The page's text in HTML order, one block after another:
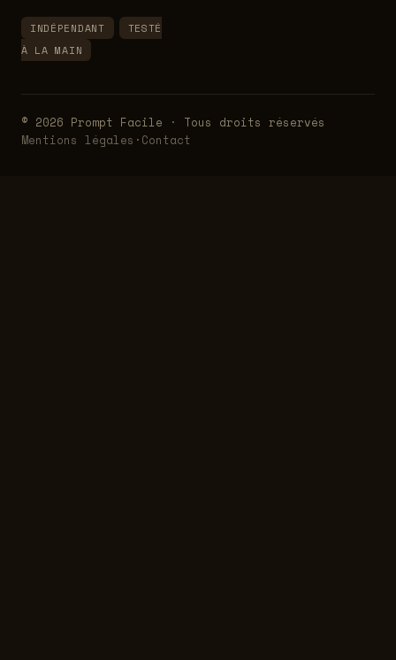
INDÉPENDANT
TESTÉ
À LA MAIN
© 2026 Prompt Facile · Tous droits réservés
Mentions légales · Contact